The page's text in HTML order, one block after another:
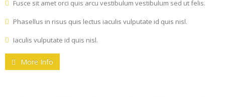
Fusce sit amet orci quis arcu vestibulum vestibulum sed ut felis.
Phasellus in risus quis lectus iaculis vulputate id quis nisl.
Iaculis vulputate id quis nisl.
More Info